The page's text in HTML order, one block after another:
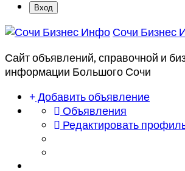
Вход
Сочи Бизнес
Сайт объявлений, справочной и
информации Большого Сочи
Добавить объявление
Объявления
Редактировать